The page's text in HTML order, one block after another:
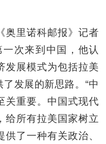
里诺科邮报》记者
次来到中国，他认
发展模式为包括拉美
发展的新思路。“中
关重要。中国式现代
给所有拉美国家树立
了一种有关政治、